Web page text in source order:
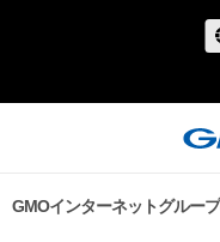
GMOインターネットグルー